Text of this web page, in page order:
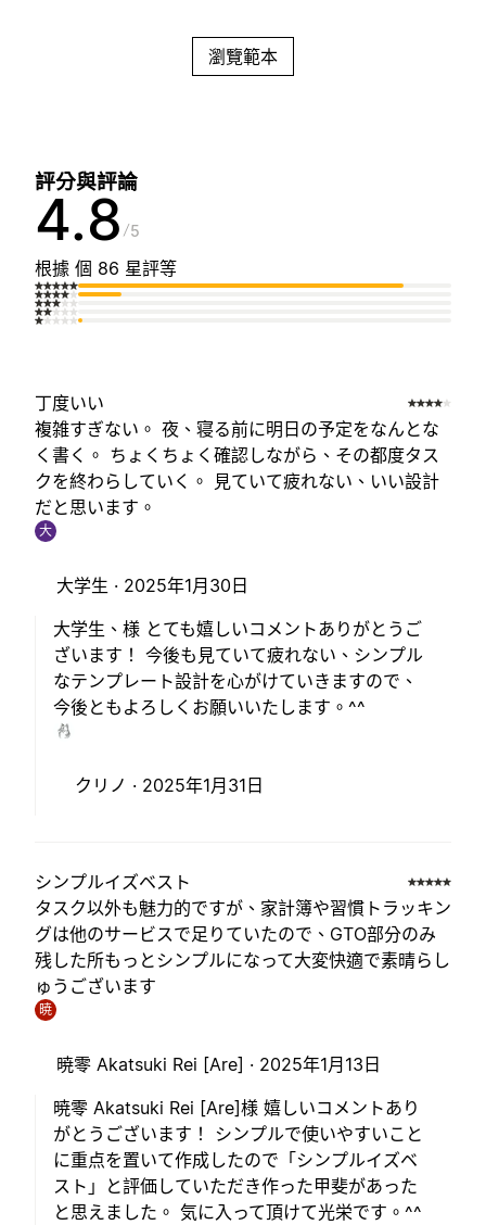
瀏覽範本
評分與評論
4.8 5
根據 個 86 星評等
丁度いい
複雑すぎない。 夜、寝る前に明日の予定をなんとな
く書く。 ちょくちょく確認しながら、その都度タス
クを終わらしていく。 見ていて疲れない、いい設計
だと思います。
大
大学生 · 2025年1月30日
大学生、様 とても嬉しいコメントありがとうご
ざいます！ 今後も見ていて疲れない、シンプル
なテンプレート設計を心がけていきますので、
今後ともよろしくお願いいたします。^^
クリノ · 2025年1月31日
シンプルイズベスト
タスク以外も魅力的ですが、家計簿や習慣トラッキン
グは他のサービスで足りていたので、GTO部分のみ
残した所もっとシンプルになって大変快適で素晴らし
ゅうございます
暁
暁零 Akatsuki Rei [Are] · 2025年1月13日
暁零 Akatsuki Rei [Are]様 嬉しいコメントあり
がとうございます！ シンプルで使いやすいこと
に重点を置いて作成したので「シンプルイズベ
スト」と評価していただき作った甲斐があった
と思えました。 気に入って頂けて光栄です。^^